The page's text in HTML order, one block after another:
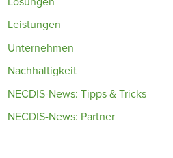
Leistungen
Unternehmen
Nachhaltigkeit
NECDIS-News: Tipps & Tricks
NECDIS-News: Partner